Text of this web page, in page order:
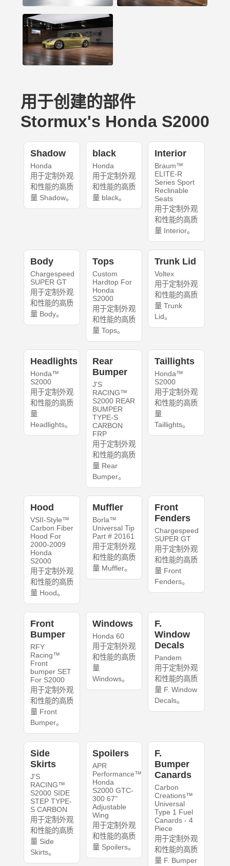
用于创建的部件
Stormux's Honda S2000
Shadow
Honda
用于定制外观
和性能的高质
量 Shadow。
black
Honda
用于定制外观
和性能的高质
量 black。
Interior
Braum™
ELITE-R
Series Sport
Reclinable
Seats
用于定制外观
和性能的高质
量 Interior。
Body
Chargespeed
SUPER GT
用于定制外观
和性能的高质
量 Body。
Tops
Custom
Hardtop For
Honda
S2000
用于定制外观
和性能的高质
量 Tops。
Trunk Lid
Voltex
用于定制外观
和性能的高质
量 Trunk
Lid。
Headlights
Honda™
S2000
用于定制外观
和性能的高质
量
Headlights。
Rear
Bumper
J'S
RACING™
S2000 REAR
BUMPER
TYPE-S
CARBON
FRP
用于定制外观
和性能的高质
量 Rear
Bumper。
Taillights
Honda™
S2000
用于定制外观
和性能的高质
量
Taillights。
Hood
VSII-Style™
Carbon Fiber
Hood For
2000-2009
Honda
S2000
用于定制外观
和性能的高质
量 Hood。
Muffler
Borla™
Universal Tip
Part # 20161
用于定制外观
和性能的高质
量 Muffler。
Front
Fenders
Chargespeed
SUPER GT
用于定制外观
和性能的高质
量 Front
Fenders。
Front
Bumper
RFY
Racing™
Front
bumper SET
For S2000
用于定制外观
和性能的高质
量 Front
Bumper。
Windows
Honda 60
用于定制外观
和性能的高质
量
Windows。
F.
Window
Decals
Pandem
用于定制外观
和性能的高质
量 F. Window
Decals。
Side
Skirts
J'S
RACING™
S2000 SIDE
STEP TYPE-
S CARBON
用于定制外观
和性能的高质
量 Side
Skirts。
Spoilers
APR
Performance™
Honda
S2000 GTC-
300 67"
Adjustable
Wing
用于定制外观
和性能的高质
量 Spoilers。
F.
Bumper
Canards
Carbon
Creations™
Universal
Type 1 Fuel
Canards - 4
Piece
用于定制外观
和性能的高质
量 F. Bumper